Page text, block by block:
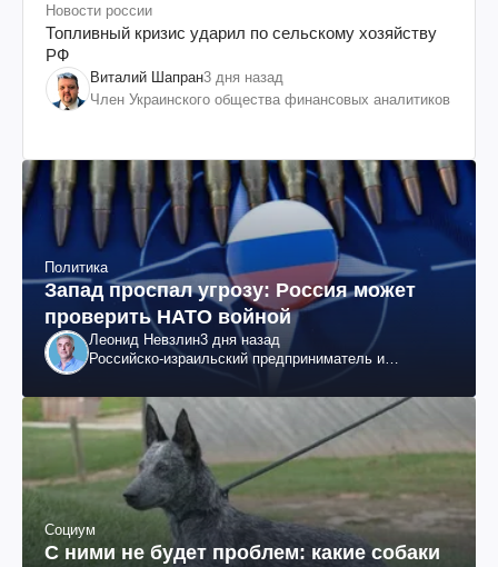
Новости россии
Топливный кризис ударил по сельскому хозяйству
РФ
Виталий Шапран3 дня назад
Член Украинского общества финансовых аналитиков
Политика
Запад проспал угрозу: Россия может
проверить НАТО войной
Леонид Невзлин3 дня назад
Российско-израильский предприниматель и
"ЮКОСа"
Социум
С ними не будет проблем: какие собаки